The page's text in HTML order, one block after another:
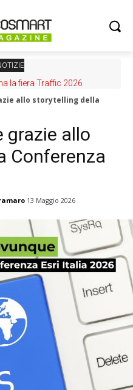
la fiera Traffic 2026
scaricare ortofoto ad alta
allo storytelling della
grazie allo
Conferenza
13 Maggio 2026